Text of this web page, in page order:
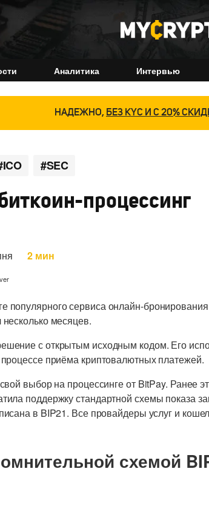
Аналитика Интервью
НАДЕЖНО, БЕЗ KYC И С 20%
#SEC
процессинг
2 мин
популярного сервиса онлайн-
месяцев.
с открытым исходным кодом. Его
приёма криптовалютных платежей.
выбор на процессинге от BitPay. Ранее
поддержку стандартной схемы показа
в BIP21. Все провайдеры услуг и
схемой